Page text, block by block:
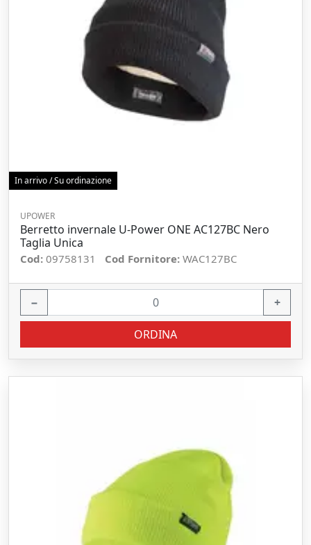
In arrivo / Su ordinazione
UPOWER
Berretto invernale U-Power ONE AC127BC Nero
Taglia Unica
Cod: 09758131 Cod Fornitore: WAC127BC
− +
ORDINA